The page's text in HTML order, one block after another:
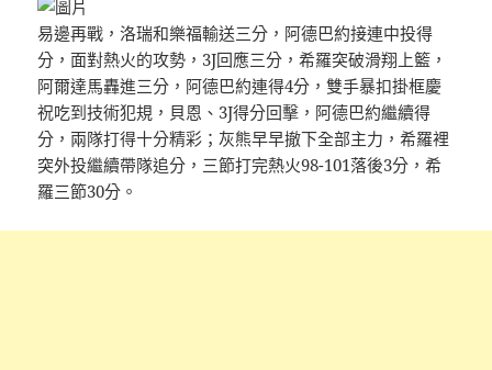
易邊再戰，洛瑞和樂福輸送三分，阿德巴約接連中投得
分，面對熱火的攻勢，3J回應三分，希羅突破滑翔上籃，
阿爾達馬轟進三分，阿德巴約連得4分，雙手暴扣掛框慶
祝吃到技術犯規，貝恩、3J得分回擊，阿德巴約繼續得
分，兩隊打得十分精彩；灰熊早早撤下全部主力，希羅裡
突外投繼續帶隊追分，三節打完熱火98-101落後3分，希
羅三節30分。